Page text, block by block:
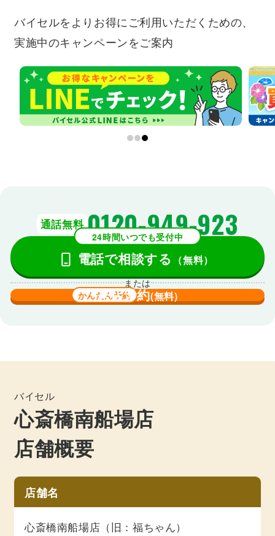
バイセルをよりお得にご利用いただくための、
実施中のキャンペーンをご案内
通話無料 0120-949-923
24時間いつでも受付中
電話で相談する （無料）
または
かんたん予約
来店予約(無料)
バイセル
心斎橋南船場店
店舗概要
店舗名
心斎橋南船場店（旧：福ちゃん）